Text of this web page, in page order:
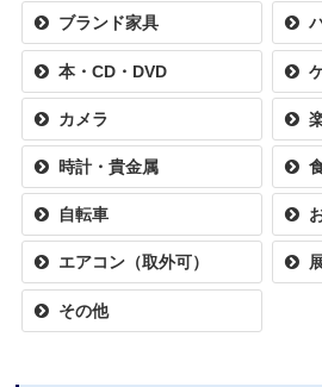
ブランド家具
本・CD・DVD
カメラ
時計・貴金属
自転車
エアコン（取外可）
その他